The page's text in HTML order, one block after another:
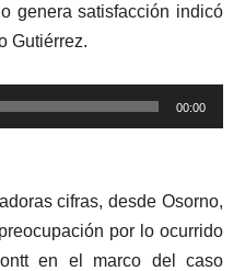
genera satisfacción indicó
Gutiérrez.
00:00
cifras, desde Osorno,
por lo ocurrido
en el marco del caso